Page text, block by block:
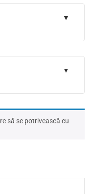
să se potrivească cu